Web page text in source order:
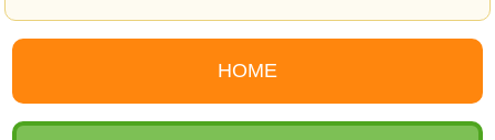
HOME